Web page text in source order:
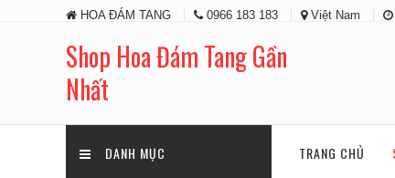
HOA ĐÁM TANG 0966 183 183 Việt Nam
Shop Hoa Đám Tang Gần
Nhất
DANH MỤC TRANG CHỦ